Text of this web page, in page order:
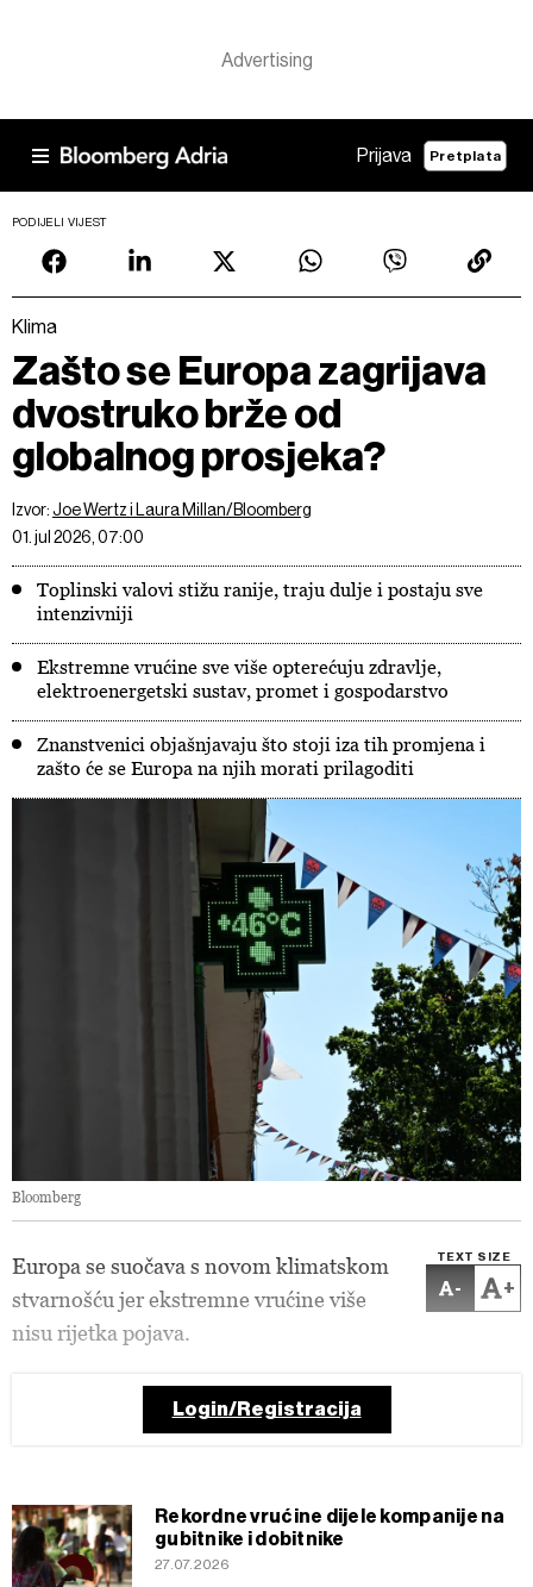
Prijava Pretplata
PODIJELI VIJEST
Klima
Zašto se Europa zagrijava
dvostruko brže od
globalnog prosjeka?
Izvor:Joe Wertz i Laura Millan/Bloomberg
01. jul 2026, 07:00
Toplinski valovi stižu ranije, traju dulje i postaju sve
intenzivniji
Ekstremne vrućine sve više opterećuju zdravlje,
elektroenergetski sustav, promet i gospodarstvo
Znanstvenici objašnjavaju što stoji iza tih promjena i
zašto će se Europa na njih morati prilagoditi
Bloomberg
TEXT SIZE
- +
Europa se suočava s novom klimatskom
stvarnošću jer ekstremne vrućine više
nisu rijetka pojava.
Login/Registracija
Rekordne vrućine dijele kompanije na
gubitnike i dobitnike
27.07.2026